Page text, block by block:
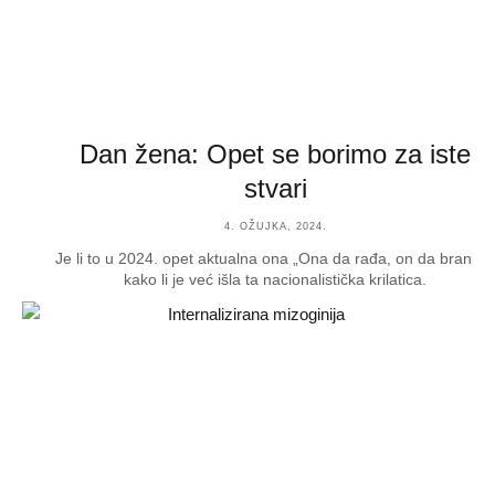
Dan žena: Opet se borimo za iste
stvari
4. OŽUJKA, 2024.
Je li to u 2024. opet aktualna ona „Ona da rađa, on da brani“ ili
kako li je već išla ta nacionalistička krilatica.